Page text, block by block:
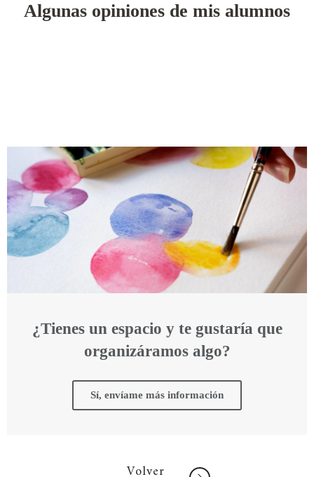
Algunas opiniones de mis alumnos
¿Tienes un espacio y te gustaría que
organizáramos algo?
Sí, envíame más información
Volver